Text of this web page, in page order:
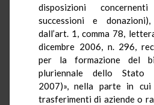
disposizioni
successioni e
dall’art. 1, comma 78,
dicembre 2006, n. 296,
per la formazione del
pluriennale dello Stato
2007)», nella parte in
trasferimenti di aziende o